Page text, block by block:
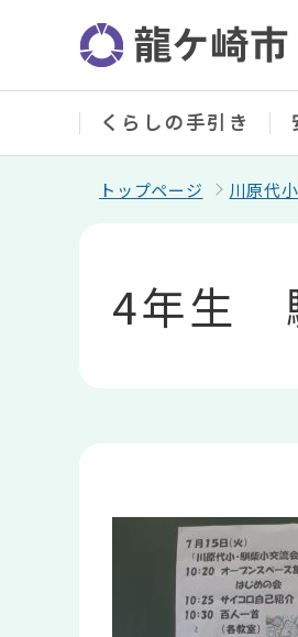
ジ
くらしの手引き
トップページ 川原代
4年生